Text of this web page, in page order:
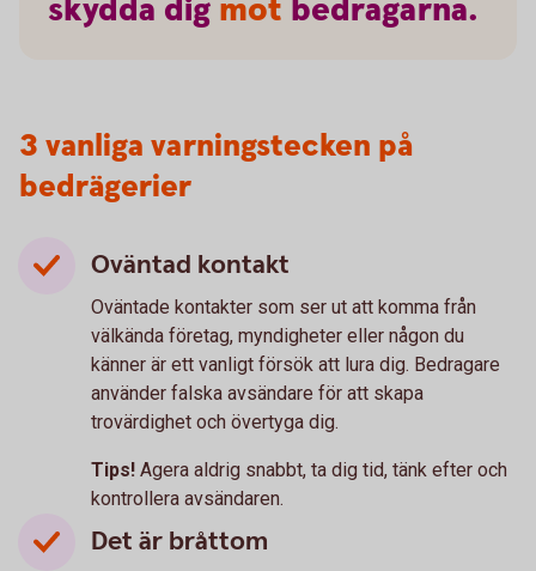
skydda dig mot bedragarna.
3 vanliga varningstecken på
bedrägerier
Oväntad kontakt
Oväntade kontakter som ser ut att komma från
välkända företag, myndigheter eller någon du
känner är ett vanligt försök att lura dig. Bedragare
använder falska avsändare för att skapa
trovärdighet och övertyga dig.
Tips! Agera aldrig snabbt, ta dig tid, tänk efter och
kontrollera avsändaren.
Det är bråttom